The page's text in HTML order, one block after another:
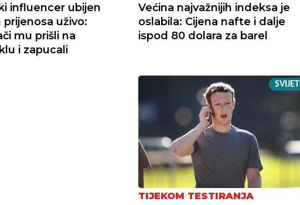
influencer ubijen
uživo:
mu prišli na
i zapucali
Većina najvažnijih indeksa je
oslabila: Cijena nafte i dalje
ispod 80 dolara za barel
SVIJET
TIJEKOM TESTIRANJA